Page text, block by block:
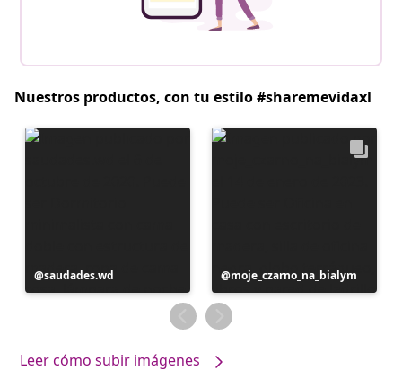
Nuestros productos, con tu estilo #sharemevidaxl
Publicación
realizada
saudades.wd
Publicación
realizada
por
moje_czarno_na_bialym
Leer cómo subir imágenes